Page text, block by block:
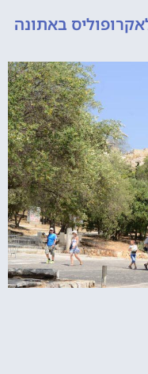
באתונה